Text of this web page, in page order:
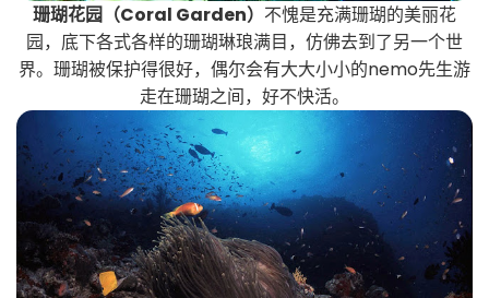
珊瑚花园（Coral Garden） 不愧是充满珊瑚的美丽花
园，底下各式各样的珊瑚琳琅满目，仿佛去到了另一个世
界。珊瑚被保护得很好，偶尔会有大大小小的nemo先生游
走在珊瑚之间，好不快活。